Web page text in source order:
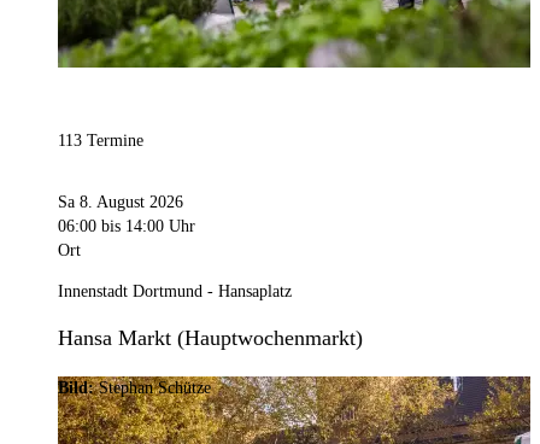
113 Termine
Sa 8. August 2026
06:00 bis 14:00 Uhr
Ort
Innenstadt Dortmund - Hansaplatz
Hansa Markt (Hauptwochenmarkt)
Bild:Stephan Schütze